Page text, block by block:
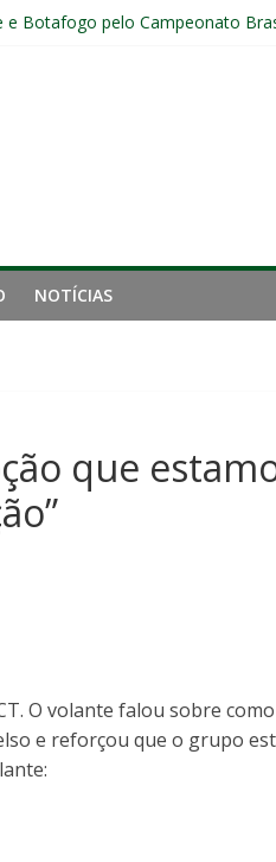
Botafogo pelo Campeonato
joelho direito confirmada pelo
com apenas duas contratações
NOTÍCIAS
que
O volante falou sobre
e reforçou que o grupo